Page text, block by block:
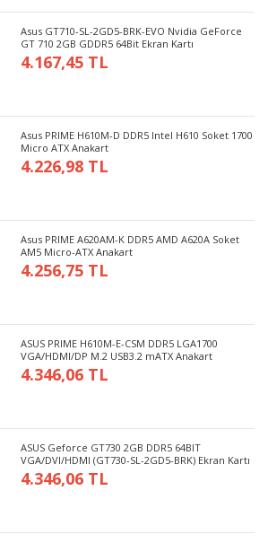
Asus GT710-SL-2GD5-BRK-EVO Nvidia GeForce
GT 710 2GB GDDR5 64Bit Ekran Kartı
4.167,45 TL
Asus PRIME H610M-D DDR5 Intel H610 Soket 1700
Micro ATX Anakart
4.226,98 TL
Asus PRIME A620AM-K DDR5 AMD A620A Soket
AM5 Micro-ATX Anakart
4.256,75 TL
ASUS PRIME H610M-E-CSM DDR5 LGA1700
VGA/HDMI/DP M.2 USB3.2 mATX Anakart
4.346,06 TL
ASUS Geforce GT730 2GB DDR5 64BIT
VGA/DVI/HDMI (GT730-SL-2GD5-BRK) Ekran Kartı
4.346,06 TL